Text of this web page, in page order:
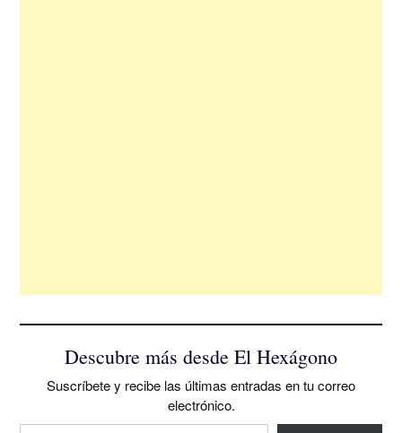
Descubre más desde El Hexágono
Suscríbete y recibe las últimas entradas en tu correo
electrónico.
Escribe tu correo electrónico…